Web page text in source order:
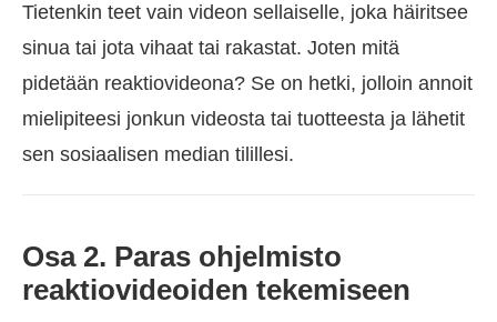
Tietenkin teet vain videon sellaiselle, joka häiritsee
sinua tai jota vihaat tai rakastat. Joten mitä
pidetään reaktiovideona? Se on hetki, jolloin annoit
mielipiteesi jonkun videosta tai tuotteesta ja lähetit
sen sosiaalisen median tilillesi.
Osa 2. Paras ohjelmisto
reaktiovideoiden tekemiseen